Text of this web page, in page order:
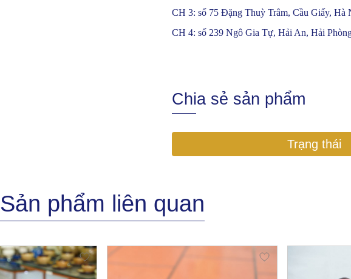
CH 3: số 75 Đặng Thuỳ Trâm, Cầu Giấy, Hà
CH 4: số 239 Ngô Gia Tự, Hải An, Hải
Chia sẻ sản phẩm
Trạng thái
Sản phẩm liên quan